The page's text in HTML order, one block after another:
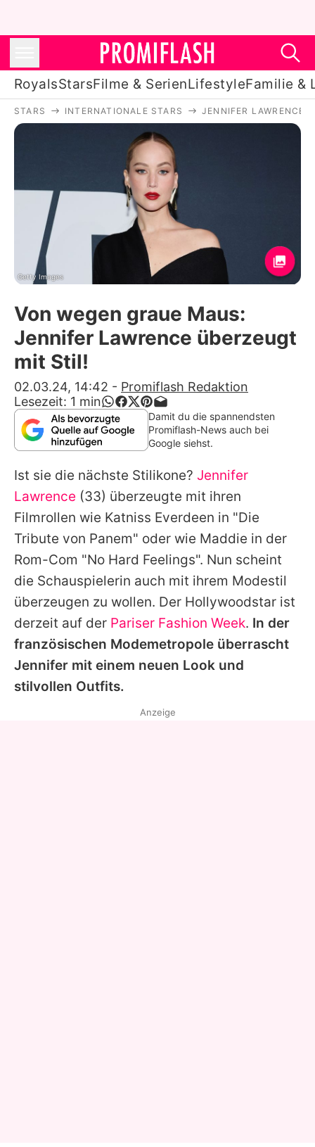
RoyalsStarsFilme & SerienLifestyleFamilie &
Royals
Stars
Filme & Serien
Lifestyle
Familie & Liebe
Promiflash Exklusiv
Alle Themen auf Promiflash
App runterladen
Team
Redaktionelle Richtlinien
Impressum
Datenschutzerklärung
Nutzungsbedingungen
Utiq verwalten
STARS INTERNATIONALE STARS JENNIFER LAWRENCE
Getty Images
Von wegen graue Maus:
Jennifer Lawrence überzeugt
mit Stil!
02.03.24, 14:42 - Promiflash Redaktion
Lesezeit: 1 min
Damit du die spannendsten
Promiflash-News auch bei
Google siehst.
Ist sie die nächste Stilikone? Jennifer
Lawrence (33) überzeugte mit ihren
Filmrollen wie Katniss Everdeen in "Die
Tribute von Panem" oder wie Maddie in der
Rom-Com "No Hard Feelings". Nun scheint
die Schauspielerin auch mit ihrem Modestil
überzeugen zu wollen. Der Hollywoodstar ist
derzeit auf der Pariser Fashion Week. In der
französischen Modemetropole überrascht
Jennifer mit einem neuen Look und
stilvollen Outfits.
Anzeige